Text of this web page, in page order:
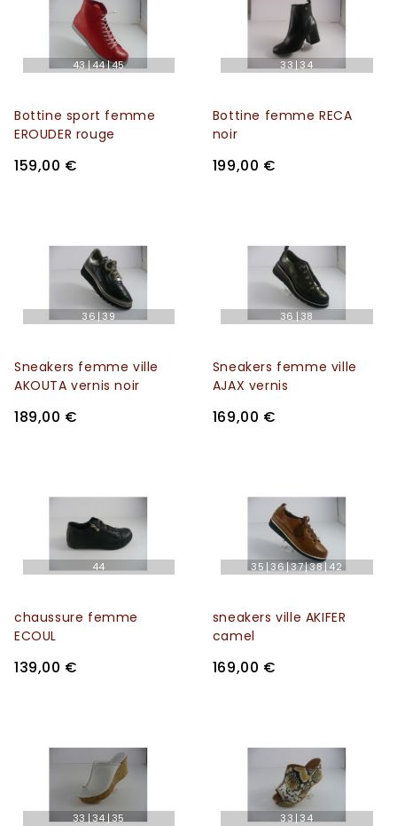
43 44 45
Bottine sport femme
EROUDER rouge
159,00 €
33 34
Bottine femme RECA
noir
199,00 €
36 39
Sneakers femme ville
AKOUTA vernis noir
189,00 €
36 38
Sneakers femme ville
AJAX vernis
169,00 €
44
chaussure femme
ECOUL
139,00 €
35 36 37 38 42
sneakers ville AKIFER
camel
169,00 €
33 34 35 33 34